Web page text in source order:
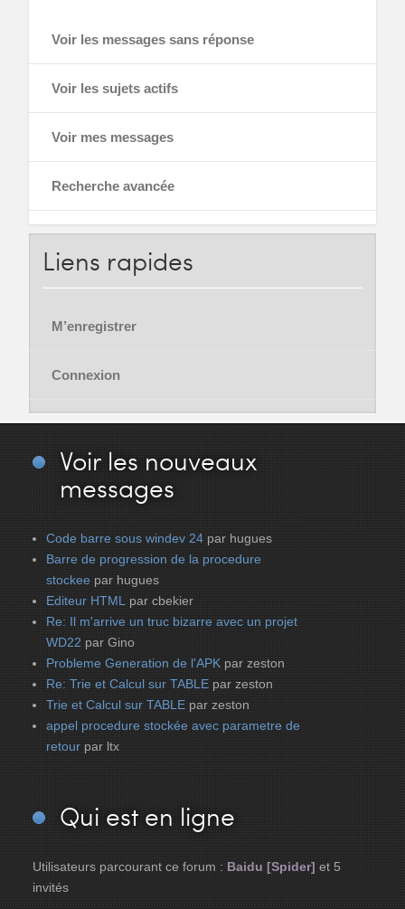
Voir les messages sans réponse
Voir les sujets actifs
Voir mes messages
Recherche avancée
Liens rapides
M’enregistrer
Connexion
Voir les nouveaux
messages
Code barre sous windev 24 par hugues
Barre de progression de la procedure
stockee par hugues
Editeur HTML par cbekier
Re: Il m'arrive un truc bizarre avec un projet
WD22 par Gino
Probleme Generation de l'APK par zeston
Re: Trie et Calcul sur TABLE par zeston
Trie et Calcul sur TABLE par zeston
appel procedure stockée avec parametre de
retour par ltx
Qui est en ligne
Utilisateurs parcourant ce forum : Baidu [Spider] et 5
invités